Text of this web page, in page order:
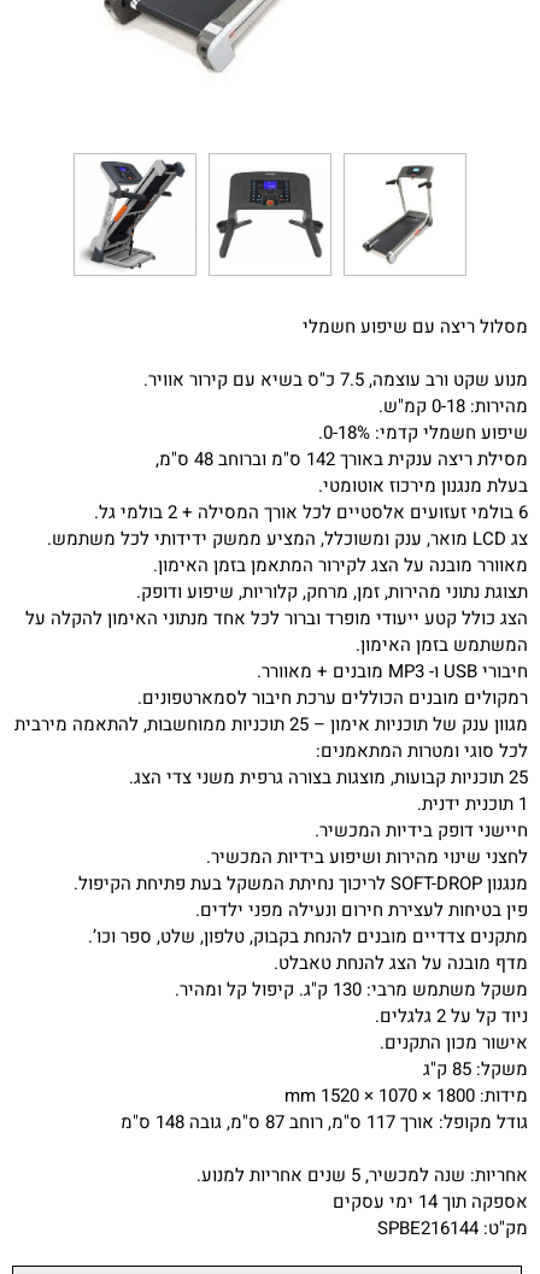
מסלול ריצה עם שיפוע חשמלי
מנוע שקט ורב עוצמה, 7.5 כ"ס בשיא עם קירור אוויר.
מהירות: 0-18 קמ"ש.
שיפוע חשמלי קדמי: 0-18%.
מסילת ריצה ענקית באורך 142 ס"מ וברוחב 48 ס"מ,
בעלת מנגנון מירכוז אוטומטי.
6 בולמי זעזועים אלסטיים לכל אורך המסילה + 2 בולמי גל.
צג LCD מואר, ענק ומשוכלל, המציע ממשק ידידותי לכל משתמש.
מאוורר מובנה על הצג לקירור המתאמן בזמן האימון.
תצוגת נתוני מהירות, זמן, מרחק, קלוריות, שיפוע ודופק.
הצג כולל קטע ייעודי מופרד וברור לכל אחד מנתוני האימון להקלה על
המשתמש בזמן האימון.
חיבורי USB ו- MP3 מובנים + מאוורר.
רמקולים מובנים הכוללים ערכת חיבור לסמארטפונים.
מגוון ענק של תוכניות אימון – 25 תוכניות ממוחשבות, להתאמה מירבית
לכל סוגי ומטרות המתאמנים:
25 תוכניות קבועות, מוצגות בצורה גרפית משני צדי הצג.
1 תוכנית ידנית.
חיישני דופק בידיות המכשיר.
לחצני שינוי מהירות ושיפוע בידיות המכשיר.
מנגנון SOFT-DROP לריכוך נחיתת המשקל בעת פתיחת הקיפול.
פין בטיחות לעצירת חירום ונעילה מפני ילדים.​
מתקנים צדדיים מובנים להנחת בקבוק, טלפון, שלט, ספר וכו’.
מדף מובנה על הצג להנחת טאבלט.
משקל משתמש מרבי: 130 ק"ג. קיפול קל ומהיר.
ניוד קל על 2 גלגלים.
אישור מכון התקנים.
משקל: 85 ק"ג
מידות: 1800 × 1070 × 1520 mm
גודל מקופל: אורך 117 ס"מ, רוחב 87 ס"מ, גובה 148 ס"מ
אחריות: שנה למכשיר, 5 שנים אחריות למנוע.
אספקה תוך 14 ימי עסקים
מק"ט: SPBE216144